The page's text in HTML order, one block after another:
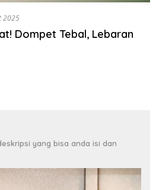
2025
Dompet Tebal, Lebaran
yang bisa anda isi dan